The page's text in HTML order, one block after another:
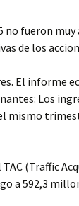
no fueron
de los
El informe
Los
mismo
(Traffic
a 592,3